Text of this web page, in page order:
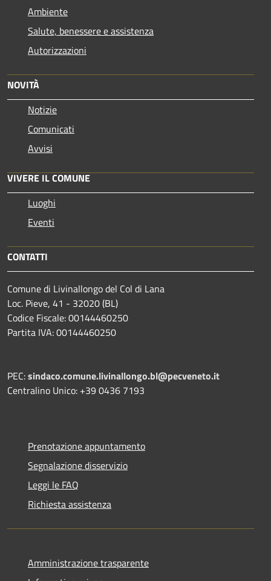
Ambiente
Salute, benessere e assistenza
Autorizzazioni
NOVITÀ
Notizie
Comunicati
Avvisi
VIVERE IL COMUNE
Luoghi
Eventi
CONTATTI
Comune di Livinallongo del Col di Lana
Loc. Pieve, 41 - 32020 (BL)
Codice Fiscale: 00144460250
Partita IVA: 00144460250
PEC:sindaco.comune.livinallongo.bl@pecveneto.it
Centralino Unico: +39 0436 7193
Prenotazione appuntamento
Segnalazione disservizio
Leggi le FAQ
Richiesta assistenza
Amministrazione trasparente